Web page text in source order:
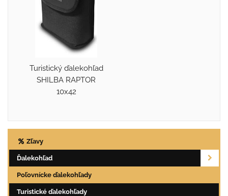
Turistický ďalekohľad
SHILBA RAPTOR
10x42
Zľavy
Ďalekohľad
Poľovnícke ďalekohľady
Turistické ďalekohľady